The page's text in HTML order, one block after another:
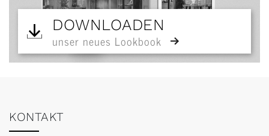
DOWNLOADEN
unser neues Lookbook
KONTAKT